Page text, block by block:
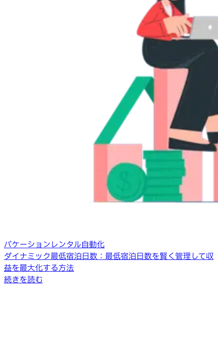
バケーションレンタル自動化
ダイナミック最低宿泊日数：最低宿泊日数を賢く管理して収
益を最大化する方法
続きを読む